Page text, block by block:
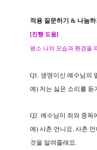
적용 질문하기 & 나눔하
[진행 도움]
평소 나의 모습과 환경을
Q1. 생명이신 예수님의
예) 저는 싫은 소리를 듣
Q2. 예수님이 죄와 중독
예) 사촌 언니요. 사촌 언
것을 알려줄래요.